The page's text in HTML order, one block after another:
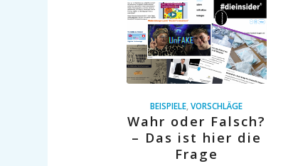
BEISPIELE,VORSCHLÄGE
Wahr oder Falsch?
– Das ist hier die
Frage